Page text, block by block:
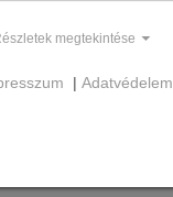
hídgerenda
megtekintése
| Adatvédelem